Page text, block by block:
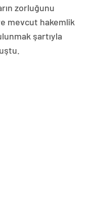
zorluğunu
mevcut hakemlik
şartıyla